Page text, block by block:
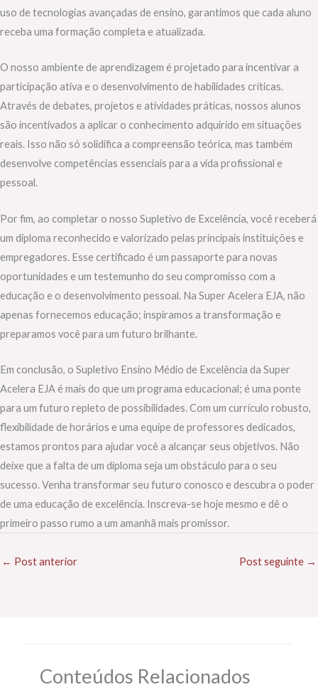
uso de tecnologias avançadas de ensino, garantimos que cada aluno
receba uma formação completa e atualizada.
O nosso ambiente de aprendizagem é projetado para incentivar a
participação ativa e o desenvolvimento de habilidades críticas.
Através de debates, projetos e atividades práticas, nossos alunos
são incentivados a aplicar o conhecimento adquirido em situações
reais. Isso não só solidifica a compreensão teórica, mas também
desenvolve competências essenciais para a vida profissional e
pessoal.
Por fim, ao completar o nosso Supletivo de Excelência, você receberá
um diploma reconhecido e valorizado pelas principais instituições e
empregadores. Esse certificado é um passaporte para novas
oportunidades e um testemunho do seu compromisso com a
educação e o desenvolvimento pessoal. Na Super Acelera EJA, não
apenas fornecemos educação; inspiramos a transformação e
preparamos você para um futuro brilhante.
Em conclusão, o Supletivo Ensino Médio de Excelência da Super
Acelera EJA é mais do que um programa educacional; é uma ponte
para um futuro repleto de possibilidades. Com um currículo robusto,
flexibilidade de horários e uma equipe de professores dedicados,
estamos prontos para ajudar você a alcançar seus objetivos. Não
deixe que a falta de um diploma seja um obstáculo para o seu
sucesso. Venha transformar seu futuro conosco e descubra o poder
de uma educação de excelência. Inscreva-se hoje mesmo e dê o
primeiro passo rumo a um amanhã mais promissor.
← Post anterior Post seguinte →
Conteúdos Relacionados